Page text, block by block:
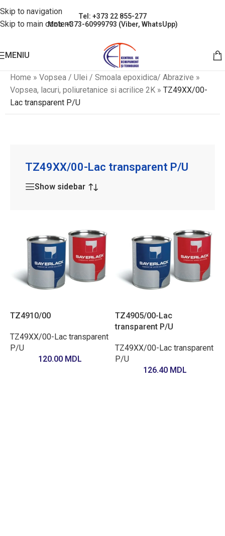
Skip to navigation
Skip to main content
Tel: +373 22 855-277
Mob: +373-60999793 (Viber, WhatsUpp)
MENIU
Home » Vopsea / Ulei / Smoala epoxidica/ Abrazive »
Vopsea, lacuri, poliuretanice si acrilice 2K » TZ49XX/00-
Lac transparent P/U
TZ49XX/00-Lac transparent P/U
Show sidebar
TZ4910/00
TZ49XX/00-Lac transparent
P/U
120.00 MDL
TZ4905/00-Lac
transparent P/U
TZ49XX/00-Lac transparent
P/U
126.40 MDL